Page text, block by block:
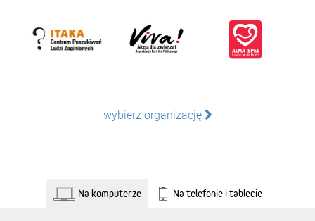
wybierz organizację
Na komputerze Na telefonie i tablecie